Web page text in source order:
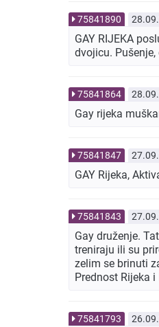
75841890
GAY RIJEKA
dvojicu.
75841864
Gay rijeka
75841847
GAY Rijeka,
75841843
Gay druženje.
treniraju ili su
zelim se brinuti
Prednost Rijeka
75841793